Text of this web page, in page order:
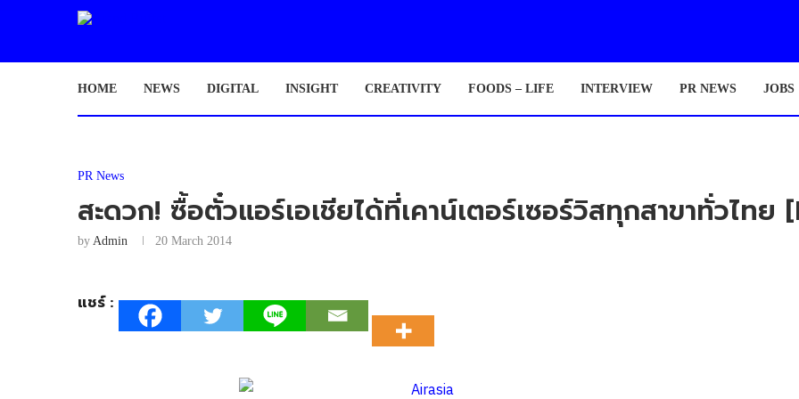
HOME NEWS DIGITAL INSIGHT CREATIVITY FOODS – LIFE INTERVIEW PR NEWS JOBS
PR News
สะดวก! ซื้อตั๋วแอร์เอเชียได้ที่เคาน์เตอร์เซอร์วิสทุกสาขาทั่วไทย
by Admin 20 March 2014
แชร์ :